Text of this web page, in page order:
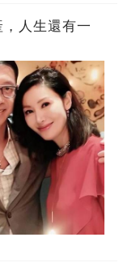
人生還有一